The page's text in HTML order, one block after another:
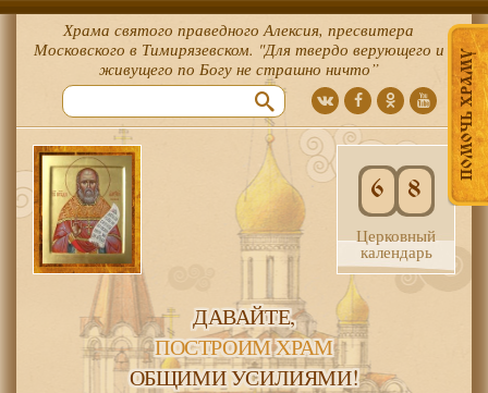
ПОМОЧЬ ХРАМУ
Храма святого праведного Алексия, пресвитера
Московского в Тимирязевском. "Для твердо верующего и
живущего по Богу не страшно ничто”
6 8
Церковный
календарь
ДАВАЙТЕ,
ПОСТРОИМ ХРАМ
ОБЩИМИ УСИЛИЯМИ!